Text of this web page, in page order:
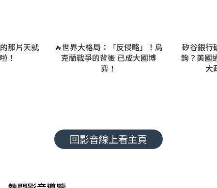
侵略」！烏
成大國博
矽谷銀行破產是美中金融大脫
鉤？美國通膨真正原因 是左派
大政府所造成？
你的肝
春
回影音線上看主頁